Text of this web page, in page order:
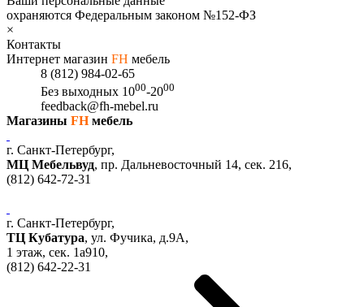
охраняются Федеральным законом №152-ФЗ
×
Контакты
Интернет магазин FH мебель
8 (812) 984-02-65
Без выходных 1000-2000
feedback@fh-mebel.ru
Магазины FHмебель
г. Санкт-Петербург,
МЦ Мебельвуд, пр. Дальневосточный 14, сек. 216,
(812) 642-72-31
г. Санкт-Петербург,
ТЦ Кубатура, ул. Фучика, д.9А,
1 этаж, сек. 1a910,
(812) 642-22-31